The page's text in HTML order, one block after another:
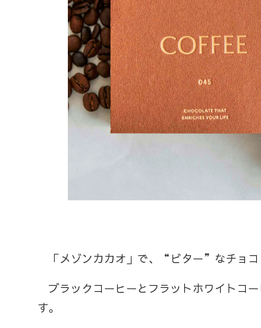
「メゾンカカオ」で、“ビター”なチョコ
ブラックコーヒーとフラットホワイトコ
す。